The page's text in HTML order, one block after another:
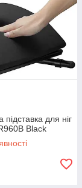
підставка для ніг
Black